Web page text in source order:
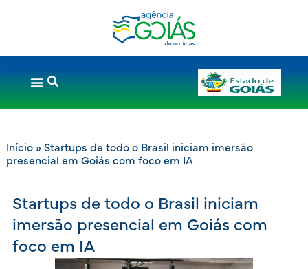
Início» Startups de todo o Brasil iniciam imersão
presencial em Goiás com foco em IA
Startups de todo o Brasil iniciam
imersão presencial em Goiás com
foco em IA